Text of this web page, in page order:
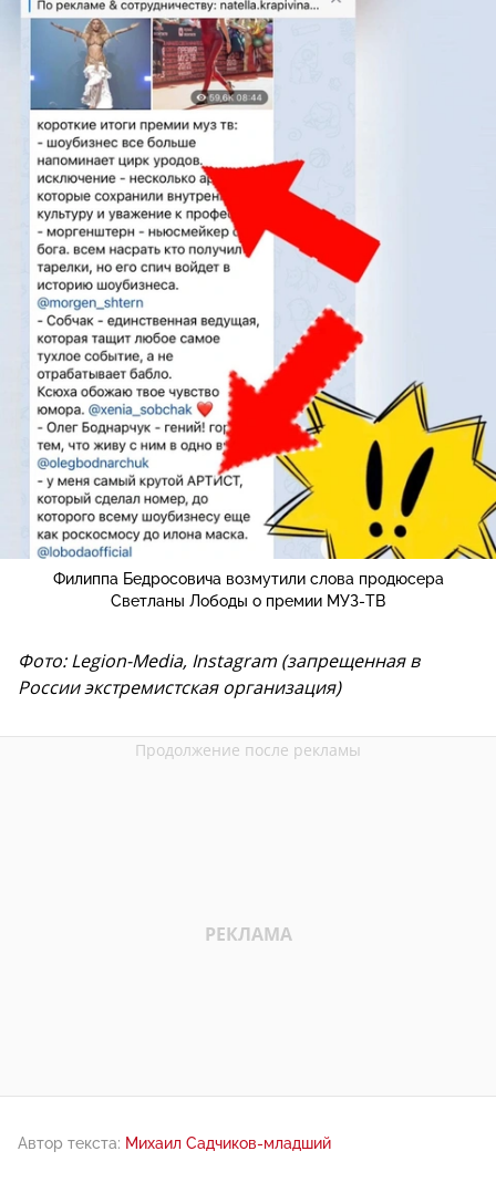
Филиппа Бедросовича возмутили слова продюсера
Светланы Лободы о премии МУЗ-ТВ
Фото: Legion-Media, Instagram (запрещенная в
России экстремистская организация)
Автор текста: Михаил Садчиков-младший